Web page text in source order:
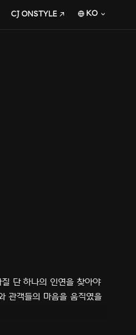
CJ ONSTYLE KO
단 하나의 인연을 찾아야
관객들의 마음을 움직였을